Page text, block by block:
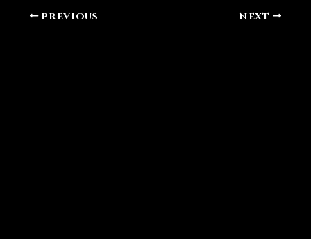
PREVIOUS NEXT